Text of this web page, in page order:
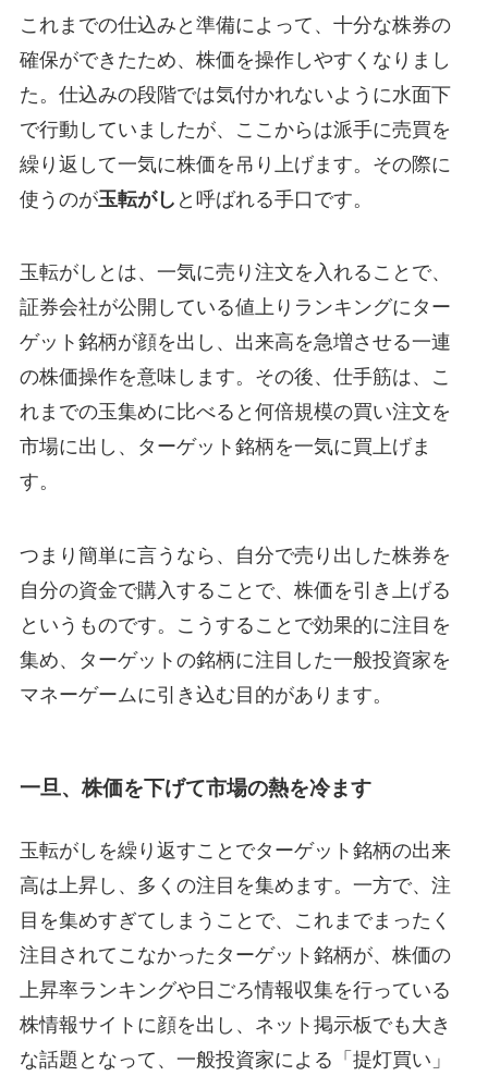
これまでの仕込みと準備によって、十分な株券の
確保ができたため、株価を操作しやすくなりまし
た。仕込みの段階では気付かれないように水面下
で行動していましたが、ここからは派手に売買を
繰り返して一気に株価を吊り上げます。その際に
使うのが玉転がし と呼ばれる手口です。
玉転がしとは、一気に売り注文を入れることで、
証券会社が公開している値上りランキングにター
ゲット銘柄が顔を出し、出来高を急増させる一連
の株価操作を意味します。その後、仕手筋は、こ
れまでの玉集めに比べると何倍規模の買い注文を
市場に出し、ターゲット銘柄を一気に買上げま
す。
つまり簡単に言うなら、自分で売り出した株券を
自分の資金で購入することで、株価を引き上げる
というものです。こうすることで効果的に注目を
集め、ターゲットの銘柄に注目した一般投資家を
マネーゲームに引き込む目的があります。
一旦、株価を下げて市場の熱を冷ます
玉転がしを繰り返すことでターゲット銘柄の出来
高は上昇し、多くの注目を集めます。一方で、注
目を集めすぎてしまうことで、これまでまったく
注目されてこなかったターゲット銘柄が、株価の
上昇率ランキングや日ごろ情報収集を行っている
株情報サイトに顔を出し、ネット掲示板でも大き
な話題となって、一般投資家による「提灯買い」